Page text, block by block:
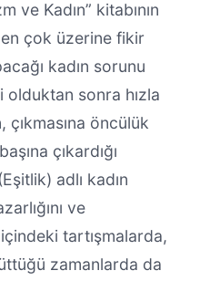
ve Kadın” kitabının
çok üzerine fikir
kadın sorunu
sonra hızla
çıkmasına öncülük
çıkardığı
adlı kadın
ve
tartışmalarda,
zamanlarda da